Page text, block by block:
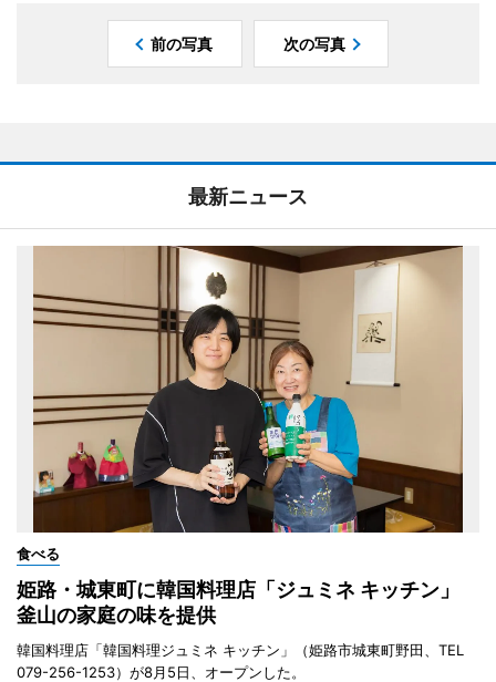
前の写真 次の写真
最新ニュース
食べる
姫路・城東町に韓国料理店「ジュミネ キッチン」
釜山の家庭の味を提供
韓国料理店「韓国料理ジュミネ キッチン」（姫路市城東町野田、TEL
079-256-1253）が8月5日、オープンした。